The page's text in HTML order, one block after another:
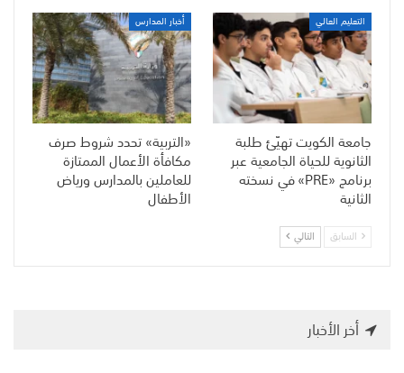
التعليم العالي
جامعة الكويت تهيّئ طلبة
الثانوية للحياة الجامعية عبر
برنامج «PRE» في نسخته
الثانية
أخبار المدارس
«التربية» تحدد شروط صرف
مكافأة الأعمال الممتازة
للعاملين بالمدارس ورياض
الأطفال
السابق التالي
أخر الأخبار